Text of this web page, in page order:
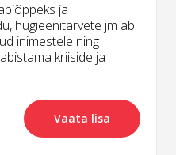
ja
hügieenitarvete jm abi
inimestele ning
kriiside ja
Vaata lisa